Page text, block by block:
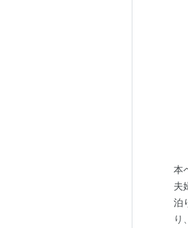
本
夫
泊
り